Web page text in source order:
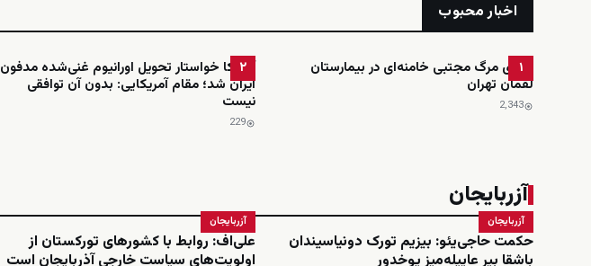
اخبار محبوب
۱
ادعای مرگ مجتبی خامنه‌ای در بیمارستان
لقمان تهران
2٬343
۲
آمریکا خواستار تحویل اورانیوم غنی‌شده مدفون
ایران شد؛ مقام آمریکایی: بدون آن توافقی
نیست
229
آزربایجان
آزربایجان
حکمت حاجی‌یئو: بیزیم تورک دونیاسیندان
باشقا بیر عاییله‌میز یوخدور
آزربایجان
علی‌اف: روابط با کشورهای تورکستان از
اولویت‌های سیاست خارجی آذربایجان است